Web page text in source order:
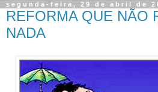
segunda-feira, 29 de abril de
REFORMA QUE NÃO
NADA